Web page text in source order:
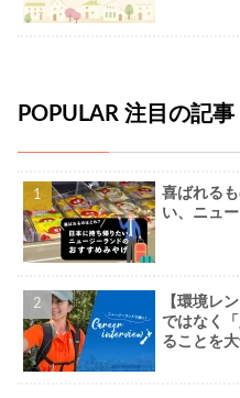
POPULAR 注目の記事
喜ばれる
い、ニュ
【環境レ
ではなく
ることを